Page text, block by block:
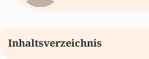
Inhaltsverzeichnis